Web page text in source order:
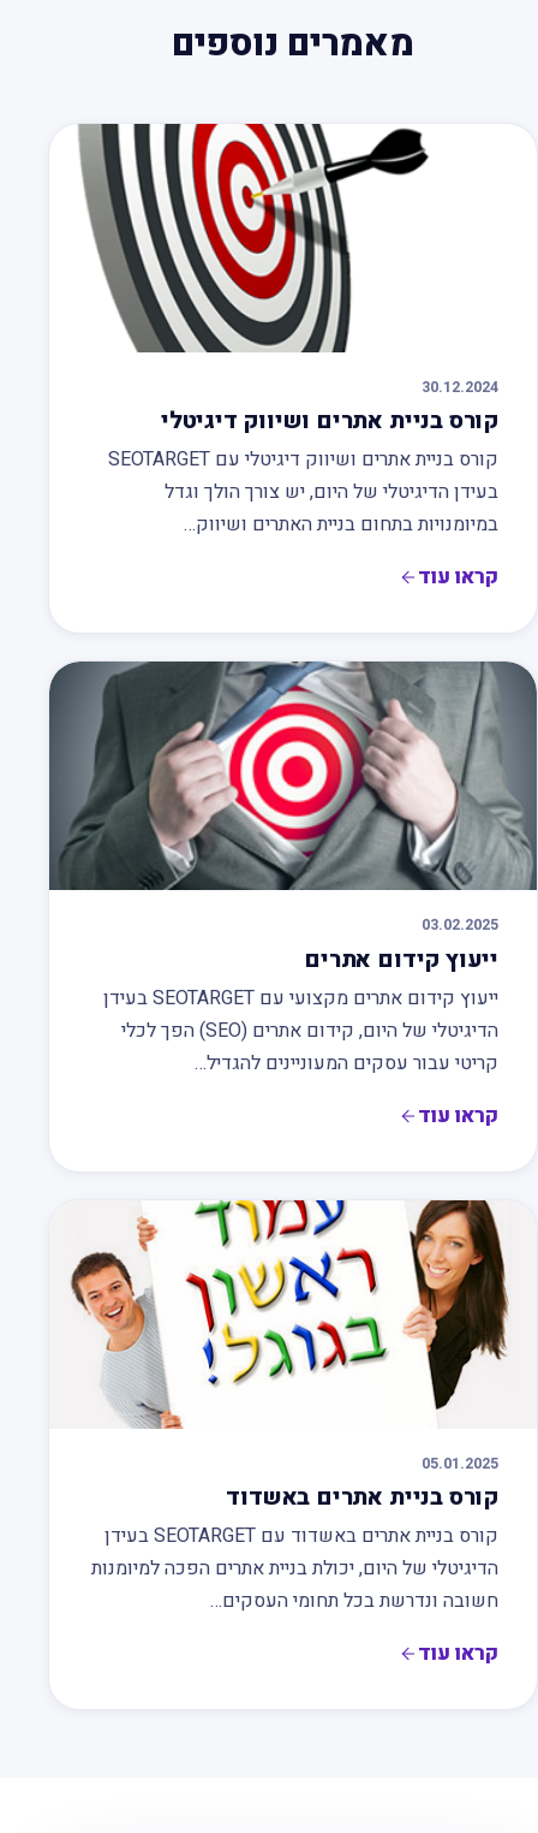
מאמרים נוספים
30.12.2024
קורס בניית אתרים ושיווק דיגיטלי
קורס בניית אתרים ושיווק דיגיטלי עם SEOTARGET
בעידן הדיגיטלי של היום, יש צורך הולך וגדל
במיומנויות בתחום בניית האתרים ושיווק…
קראו עוד
03.02.2025
ייעוץ קידום אתרים
ייעוץ קידום אתרים מקצועי עם SEOTARGET בעידן
הדיגיטלי של היום, קידום אתרים (SEO) הפך לכלי
קריטי עבור עסקים המעוניינים להגדיל…
קראו עוד
05.01.2025
קורס בניית אתרים באשדוד
קורס בניית אתרים באשדוד עם SEOTARGET בעידן
הדיגיטלי של היום, יכולת בניית אתרים הפכה למיומנות
חשובה ונדרשת בכל תחומי העסקים…
קראו עוד